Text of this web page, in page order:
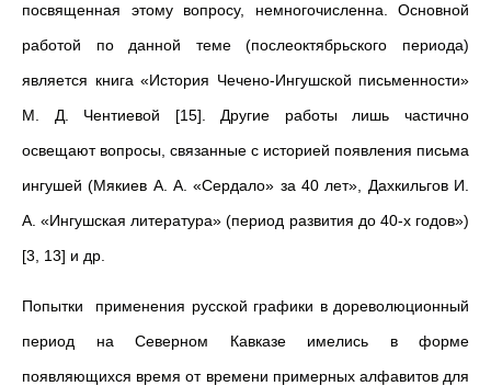
посвященная этому вопросу, немногочисленна. Основной
работой по данной теме (послеоктябрьского пери­ода)
является книга «История Чечено-Ингушской письменности»
М. Д. Чентиевой [15]. Другие работы лишь частично
освещают вопросы, связанные с историей появления письма
ингушей (Мякиев А. А. «Сердало» за 40 лет», Дахкильгов И.
А. «Ингушская литература» (период развития до 40-х годов»)
[3, 13] и др.
Попытки применения русской графики в дореволюционный
период на Северном Кавказе имелись в форме
появляющихся время от времени примерных алфавитов для